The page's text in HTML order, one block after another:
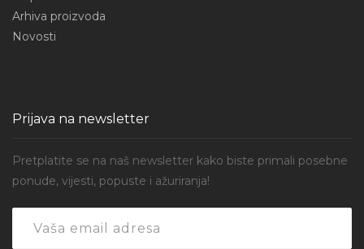
Arhiva proizvoda
Novosti
Prijava na newsletter
Pretplatite se na naš newsletter kako biste primali posebne
ponude, vijesti, popuste i ažuriranja!